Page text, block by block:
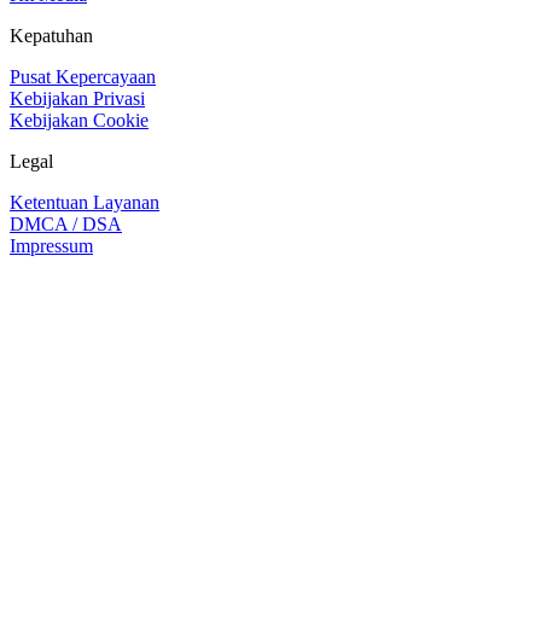
Kepatuhan
Pusat Kepercayaan
Kebijakan Privasi
Kebijakan Cookie
Legal
Ketentuan Layanan
DMCA / DSA
Impressum